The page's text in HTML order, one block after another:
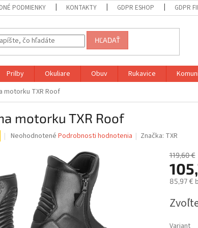
PODMIENKY KONTAKTY GDPR ESHOP GDPR
HĽADAŤ
Prilby Okuliare Obuv Rukavice
motorku TXR Roof
motorku TXR Roof
Priemerné
0,0
5
hviezdičiek.
Neohodnotené Podrobnosti hodnotenia Značka: TXR
119,60 €
85,97 €
cena: